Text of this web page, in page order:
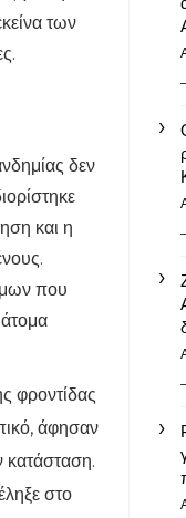
των
δεν
και η
που
φροντίδας
άφησαν
κατάσταση.
στο